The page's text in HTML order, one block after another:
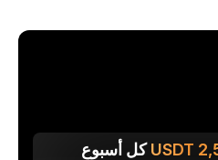
USDTكل أسبوع